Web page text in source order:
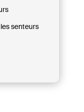
senteurs